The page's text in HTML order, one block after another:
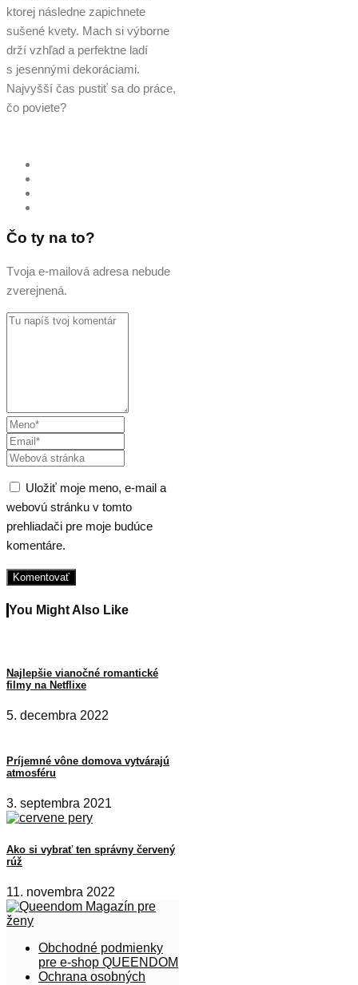
ktorej následne zapichnete
sušené kvety. Mach si výborne
drží vzhľad a perfektne ladí
s jesennými dekoráciami.
Najvyšší čas pustiť sa do práce,
čo poviete?
Čo ty na to?
Tvoja e-mailová adresa nebude
zverejnená.
Uložiť moje meno, e-mail a
webovú stránku v tomto
prehliadači pre moje budúce
komentáre.
You Might Also Like
Najlepšie vianočné romantické
filmy na Netflixe
5. decembra 2022
Príjemné vône domova vytvárajú
atmosféru
3. septembra 2021
Ako si vybrať ten správny červený
rúž
11. novembra 2022
Obchodné podmienky
pre e-shop QUEENDOM
Ochrana osobných